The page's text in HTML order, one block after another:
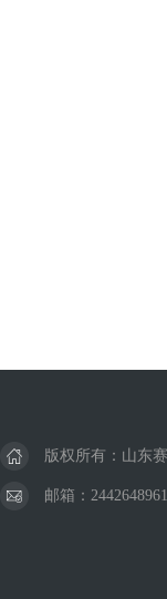
版权所有：山东
邮箱：